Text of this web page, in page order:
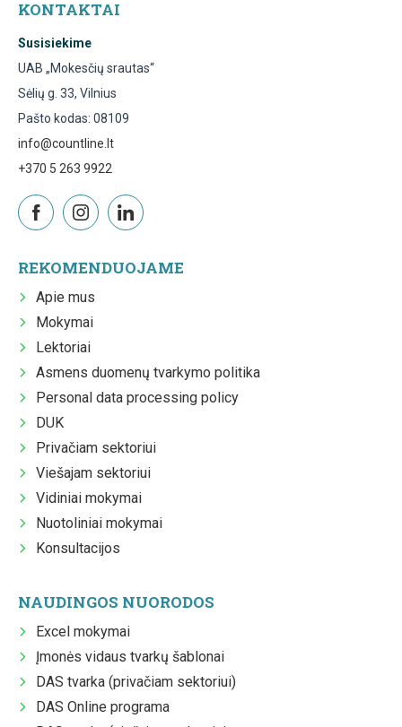
KONTAKTAI
Susisiekime
UAB „Mokesčių srautas“
Sėlių g. 33, Vilnius
Pašto kodas: 08109
info@countline.lt
+370 5 263 9922
REKOMENDUOJAME
Apie mus
Mokymai
Lektoriai
Asmens duomenų tvarkymo politika
Personal data processing policy
DUK
Privačiam sektoriui
Viešajam sektoriui
Vidiniai mokymai
Nuotoliniai mokymai
Konsultacijos
NAUDINGOS NUORODOS
Excel mokymai
Įmonės vidaus tvarkų šablonai
DAS tvarka (privačiam sektoriui)
DAS Online programa